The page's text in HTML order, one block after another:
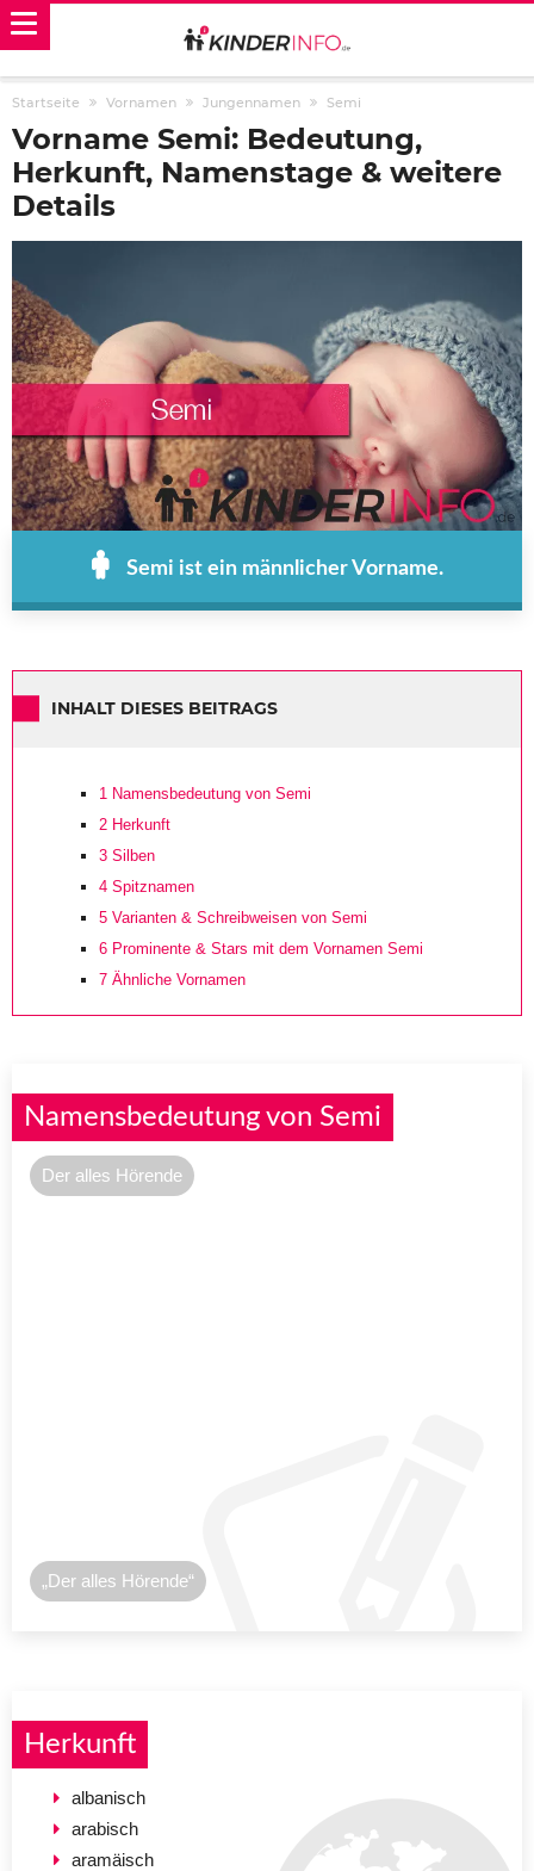
Startseite Vornamen Jungennamen Semi
Vorname Semi: Bedeutung,
Herkunft, Namenstage & weitere
Details
Semi ist ein männlicher Vorname.
INHALT DIESES BEITRAGS
1 Namensbedeutung von Semi
2 Herkunft
3 Silben
4 Spitznamen
5 Varianten & Schreibweisen von Semi
6 Prominente & Stars mit dem Vornamen Semi
7 Ähnliche Vornamen
Namensbedeutung von Semi
Der alles Hörende
„Der alles Hörende“
Herkunft
albanisch
arabisch
aramäisch